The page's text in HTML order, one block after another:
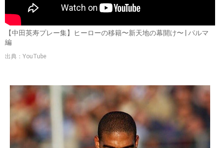
【中田英寿プレー集】ヒーローの移籍〜新天地の幕開け〜 | パルマ
編
出典：YouTube